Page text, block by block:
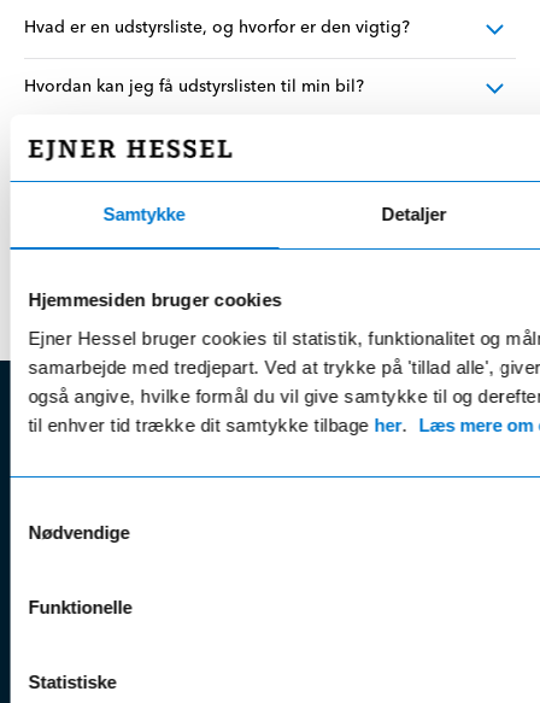
Samtykke Detaljer
Hjemmesiden bruger cookies
Ejner Hessel bruger cookies til statistik, funktionalitet og
samarbejde med tredjepart. Ved at trykke på 'tillad alle',
også angive, hvilke formål du vil give samtykke til og
til enhver tid trække dit samtykke tilbage her. Læs mere om
Nødvendige
Funktionelle
Statistiske
Hvad er en udstyrsliste, og hvorfor er den vigtig?
Hvordan kan jeg få udstyrslisten til min bil?
Hvad hvis min bil har eftermonteret udstyr?
Kan udstyrslisten hjælpe mig, hvis jeg skal købe en
Hvad kræver det for at få udstyrslisten?
EJNER HESSEL
Ejner Hessel A/S
CVR nr.:58811211
E-mail:info@hessel.dk
Bliv